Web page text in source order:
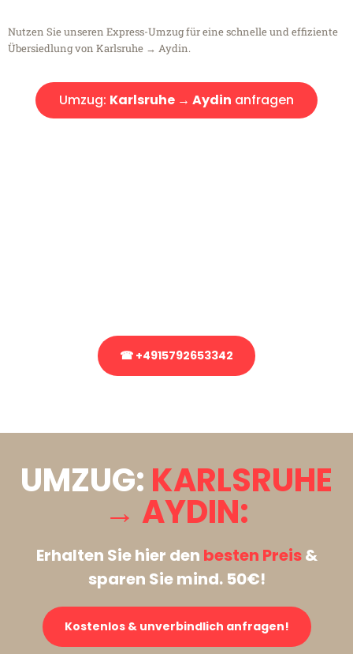
Nutzen Sie unseren Express-Umzug für eine schnelle und effiziente
Übersiedlung von Karlsruhe → Aydin.
Umzug: Karlsruhe → Aydin anfragen
☎ +4915792653342
UMZUG: KARLSRUHE
→ AYDIN:
Erhalten Sie hier den besten Preis&
sparen Sie mind. 50€!
Kostenlos & unverbindlich anfragen!